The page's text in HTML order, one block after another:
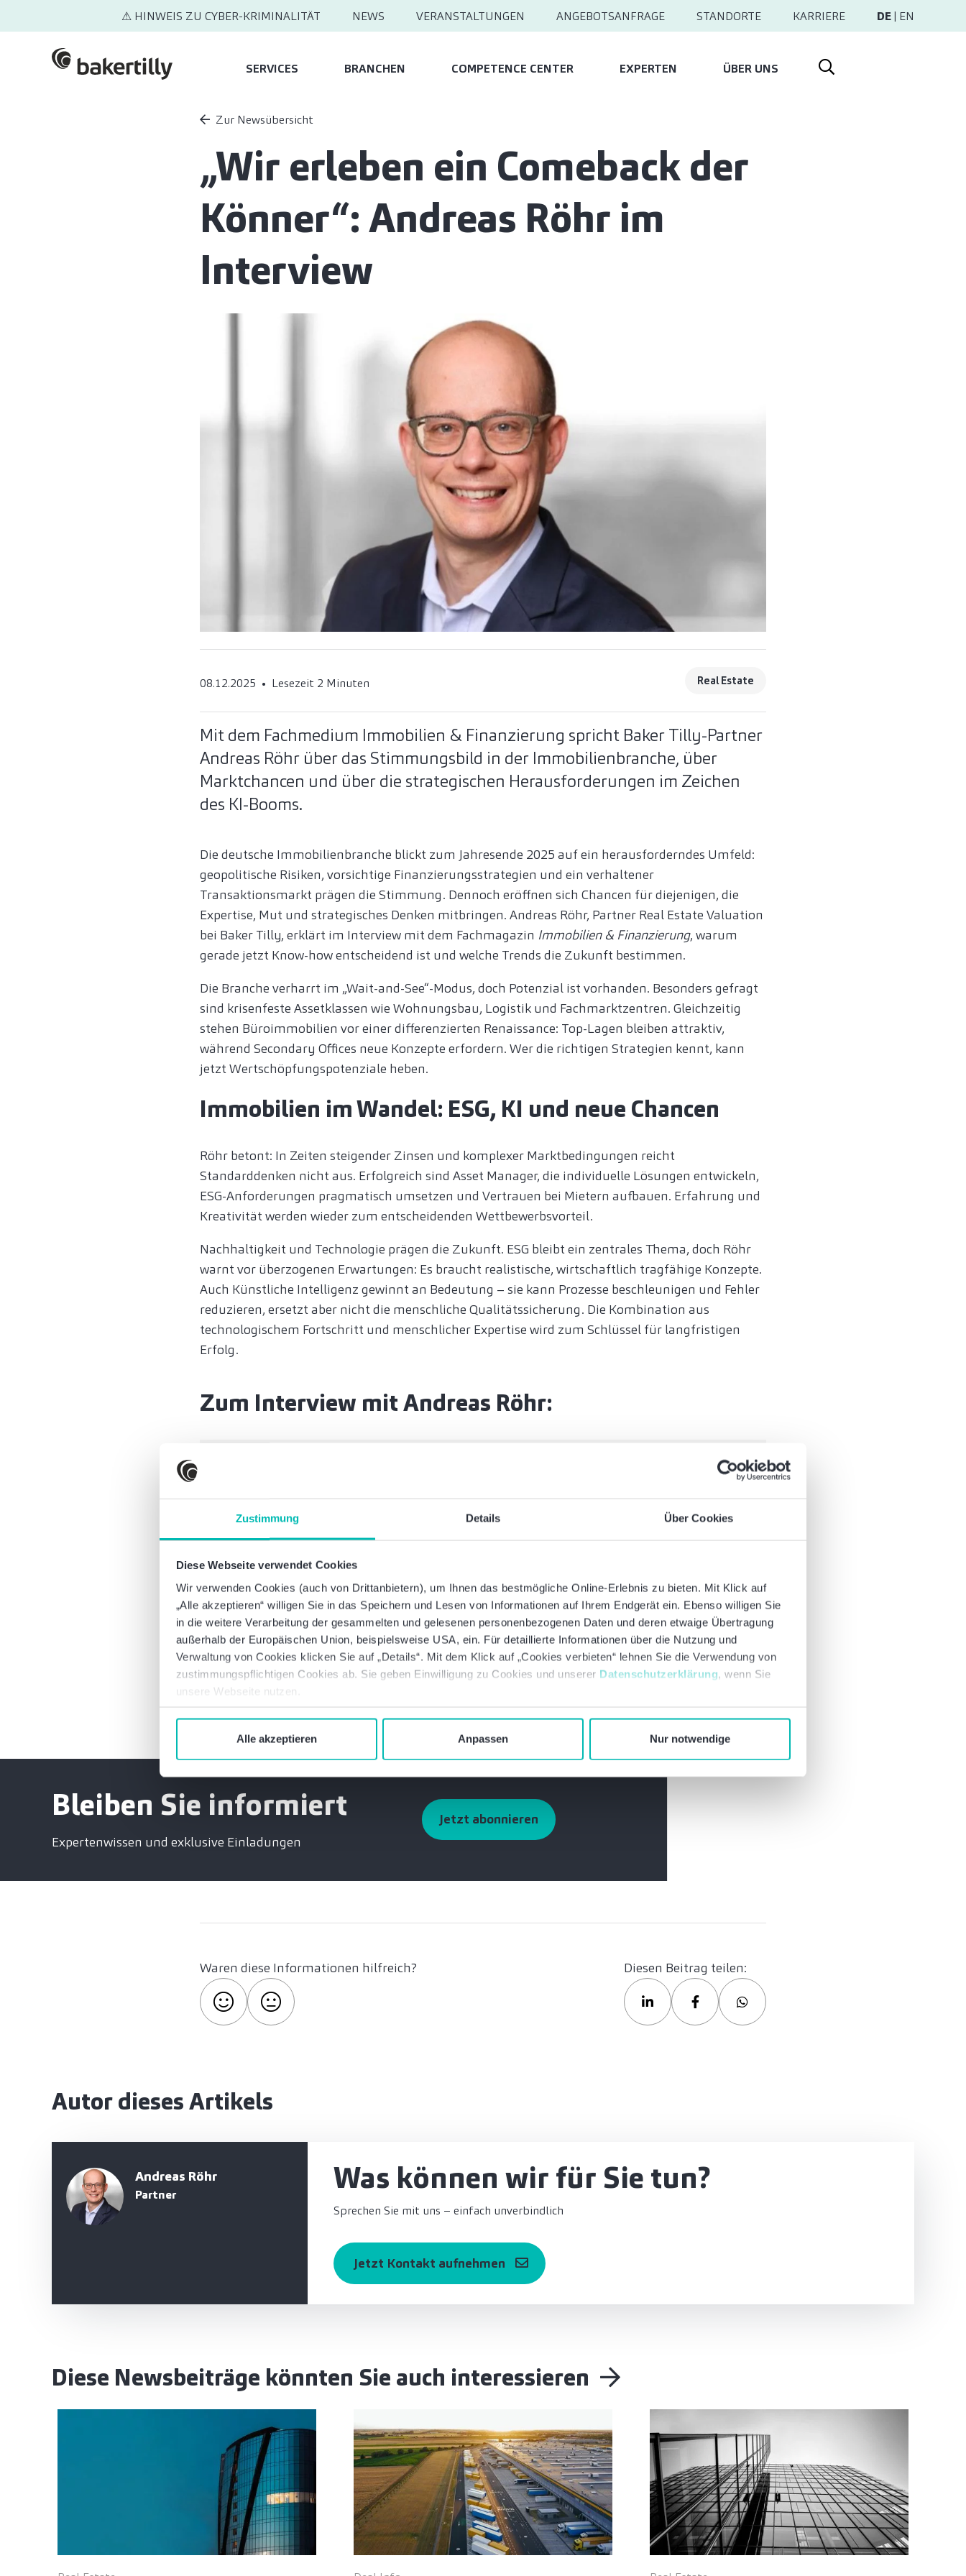
Zustimmung Details Über Cookies
Diese Webseite verwendet Cookies
Wir verwenden Cookies (auch von Drittanbietern), um Ihnen das bestmögliche Online-Erlebnis zu bieten. Mit Klick auf
„Alle akzeptieren“ willigen Sie in das Speichern und Lesen von Informationen auf Ihrem Endgerät ein. Ebenso willigen Sie
in die weitere Verarbeitung der gesammelten und gelesenen personenbezogenen Daten und deren etwaige Übertragung
außerhalb der Europäischen Union, beispielsweise USA, ein. Für detaillierte Informationen über die Nutzung und
Verwaltung von Cookies klicken Sie auf „Details“. Mit dem Klick auf „Cookies verbieten“ lehnen Sie die Verwendung von
zustimmungspflichtigen Cookies ab. Sie geben Einwilligung zu Cookies und unserer Datenschutzerklärung, wenn Sie
unsere Webseite nutzen.
Nur notwendige
Anpassen
Alle akzeptieren
⚠ HINWEIS ZU CYBER-KRIMINALITÄT NEWS VERANSTALTUNGEN ANGEBOTSANFRAGE STANDORTE KARRIERE DE| EN
SERVICES BRANCHEN COMPETENCE CENTER EXPERTEN ÜBER UNS
Zur Newsübersicht
„Wir erleben ein Comeback der
Könner“: Andreas Röhr im
Interview
08.12.2025 Lesezeit 2 Minuten Real Estate
Mit dem Fachmedium Immobilien & Finanzierung spricht Baker Tilly-Partner
Andreas Röhr über das Stimmungsbild in der Immobilienbranche, über
Marktchancen und über die strategischen Herausforderungen im Zeichen
des KI-Booms.
Die deutsche Immobilienbranche blickt zum Jahresende 2025 auf ein herausforderndes Umfeld:
geopolitische Risiken, vorsichtige Finanzierungsstrategien und ein verhaltener
Transaktionsmarkt prägen die Stimmung. Dennoch eröffnen sich Chancen für diejenigen, die
Expertise, Mut und strategisches Denken mitbringen. Andreas Röhr, Partner Real Estate Valuation
bei Baker Tilly, erklärt im Interview mit dem Fachmagazin Immobilien & Finanzierung, warum
gerade jetzt Know-how entscheidend ist und welche Trends die Zukunft bestimmen.
Die Branche verharrt im „Wait-and-See“-Modus, doch Potenzial ist vorhanden. Besonders gefragt
sind krisenfeste Assetklassen wie Wohnungsbau, Logistik und Fachmarktzentren. Gleichzeitig
stehen Büroimmobilien vor einer differenzierten Renaissance: Top-Lagen bleiben attraktiv,
während Secondary Offices neue Konzepte erfordern. Wer die richtigen Strategien kennt, kann
jetzt Wertschöpfungspotenziale heben.
Immobilien im Wandel: ESG, KI und neue Chancen
Röhr betont: In Zeiten steigender Zinsen und komplexer Marktbedingungen reicht
Standarddenken nicht aus. Erfolgreich sind Asset Manager, die individuelle Lösungen entwickeln,
ESG-Anforderungen pragmatisch umsetzen und Vertrauen bei Mietern aufbauen. Erfahrung und
Kreativität werden wieder zum entscheidenden Wettbewerbsvorteil.
Nachhaltigkeit und Technologie prägen die Zukunft. ESG bleibt ein zentrales Thema, doch Röhr
warnt vor überzogenen Erwartungen: Es braucht realistische, wirtschaftlich tragfähige Konzepte.
Auch Künstliche Intelligenz gewinnt an Bedeutung – sie kann Prozesse beschleunigen und Fehler
reduzieren, ersetzt aber nicht die menschliche Qualitätssicherung. Die Kombination aus
technologischem Fortschritt und menschlicher Expertise wird zum Schlüssel für langfristigen
Erfolg.
Zum Interview mit Andreas Röhr:
Lesen Sie das vollständige Interview mit Andreas Röhr
und erfahren Sie, wie sich die Branche auf die
PDF herunterladen
Bleiben Sie informiert
Expertenwissen und exklusive Einladungen
Jetzt abonnieren
Waren diese Informationen hilfreich? Diesen Beitrag teilen:
Autor dieses Artikels
Andreas Röhr
Partner Was können wir für Sie tun?
Sprechen Sie mit uns – einfach unverbindlich
Jetzt Kontakt aufnehmen
Diese Newsbeiträge könnten Sie auch interessieren